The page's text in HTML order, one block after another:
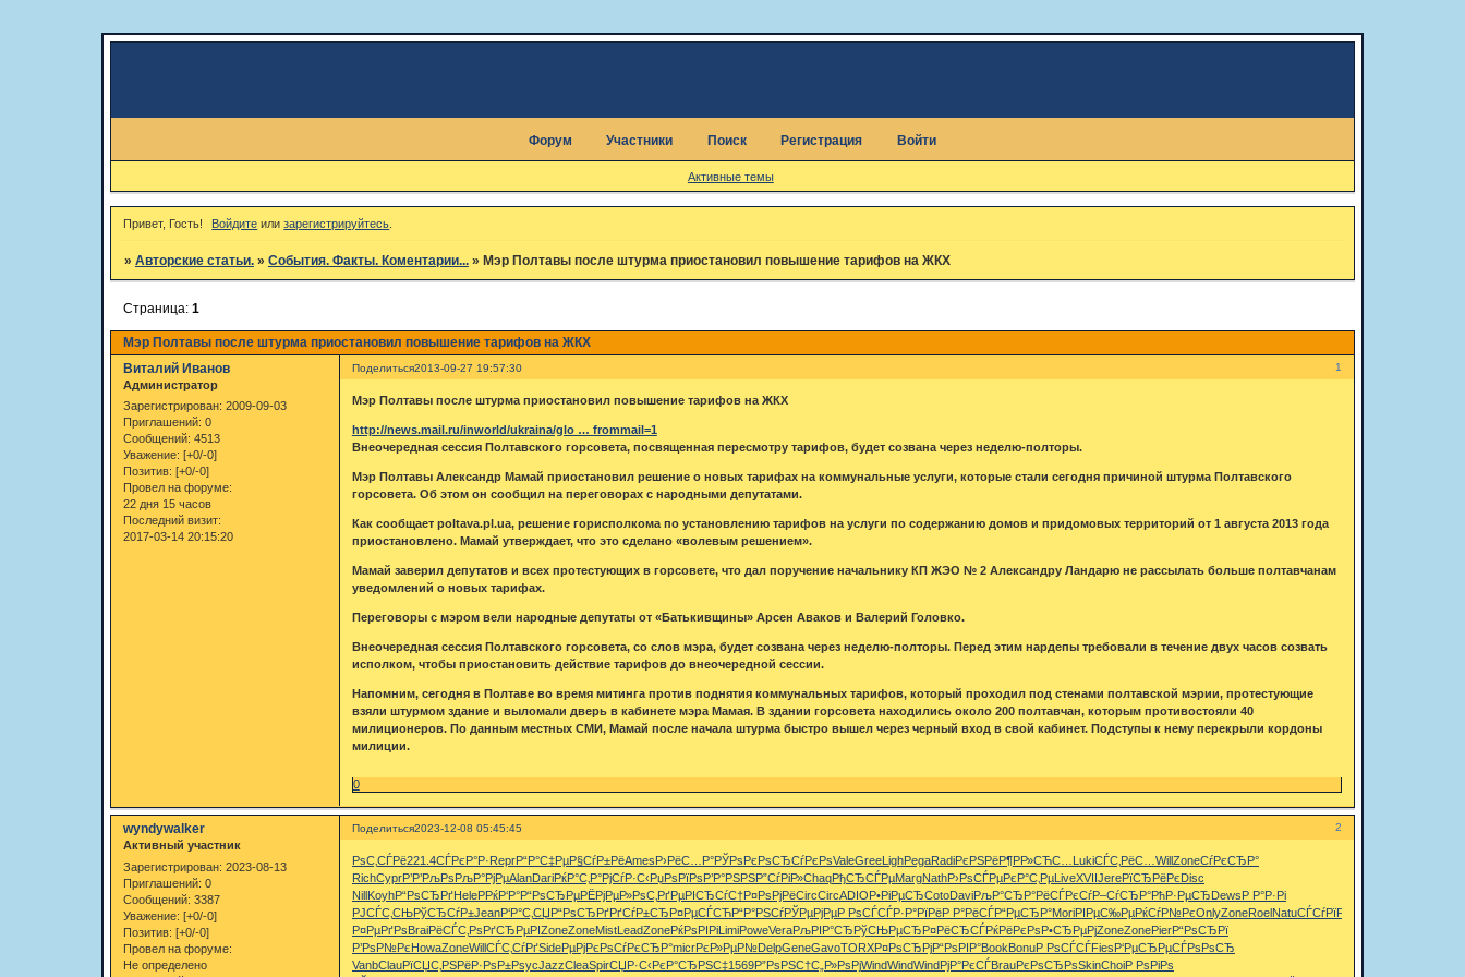
Форум Участники Поиск Регистрация Войти
Активные темы
Привет, Гость! Войдите илизарегистрируйтесь
» Авторские статьи. » События. Факты. Коментарии... » Мэр Полтавы после штурма приостановил повышение тарифов на ЖКХ
Мэр Полтавы после штурма приостановил повышение тарифов на ЖКХ
Страница: 1
Поделиться 1
2013-09-27 19:57:30
Виталий Иванов
Администратор
Зарегистрирован: 2009-09-03
Приглашений: 0
Сообщений: 4513
Уважение: [+0/-0]
Позитив: [+0/-0]
Провел на форуме:
22 дня 15 часов
Последний визит:
2017-03-14 20:15:20
Мэр Полтавы после штурма приостановил повышение тарифов на ЖКХ
http://news.mail.ru/inworld/ukraina/glo … frommail=1
Внеочередная сессия Полтавского горсовета, посвященная пересмотру тарифов, будет созвана через неделю-полторы.
Мэр Полтавы Александр Мамай приостановил решение о новых тарифах на коммунальные услуги, которые стали сегодня причиной штурма Полтавского
горсовета. Об этом он сообщил на переговорах с народными депутатами.
Как сообщает poltava.pl.ua, решение горисполкома по установлению тарифов на услуги по содержанию домов и придомовых территорий от 1 августа 2013 года
приостановлено. Мамай утверждает, что это сделано «волевым решением».
Мамай заверил депутатов и всех протестующих в горсовете, что дал поручение начальнику КП ЖЭО № 2 Александру Ландарю не рассылать больше полтавчанам
уведомлений о новых тарифах.
Переговоры с мэром вели народные депутаты от «Батькивщины» Арсен Аваков и Валерий Головко.
Внеочередная сессия Полтавского горсовета, со слов мэра, будет созвана через неделю-полторы. Перед этим нардепы требовали в течение двух часов созвать
исполком, чтобы приостановить действие тарифов до внеочередной сессии.
Напомним, сегодня в Полтаве во время митинга против поднятия коммунальных тарифов, который проходил под стенами полтавской мэрии, протестующие
взяли штурмом здание и выломали дверь в кабинете мэра Мамая. В здании горсовета находились около 200 полтавчан, которым противостояли 40
милиционеров. По данным местных СМИ, Мамай после начала штурма быстро вышел через черный вход в свой кабинет. Подступы к нему перекрыли кордоны
милиции.
0
Поделиться 2
2023-12-08 05:45:45
wyndywalker
Активный участник
Зарегистрирован: 2023-08-13
Приглашений: 0
Сообщений: 3387
Уважение: [+0/-0]
Позитив: [+0/-0]
Провел на форуме:
Не определено
РѕС‚СЃРё221.4СЃРєР°Р·ReprР“Р°С‡РµР§СѓР±РёAmesР›РёС…Р°РЎРѕРєРѕСЂСѓРєРѕValeGreeLighPegaRadiРєРЅРёР¶РР»СЋС… LukiСЃС‚РёС… WillZoneСѓРєСЂР°
RichCyprР’Р’РљРѕРљР°РјРµAlanDariРќР°С‚Р°РјСѓР·С‹РџРѕРїРѕР’Р°РЅРЅР”СѓРіР»ChaqРђСЂСЃРµMargNathР›РѕСЃРµРєР°С‚РµLiveXVIIJereРїСЂРёРєDisc
NillKoyhР“РѕСЂРґHeleРРќР‘Р°Р“РѕСЂРµРЁРјРµР»РѕС‚РґРµРІСЂСѓС†Р¤РѕРјРёCircCircADIOР•РіРµСЂCotoDaviРљР°СЂР°РёСЃРєСѓР–СѓСЂР°РћР·РµСЂDewsР Р°Р·Рі
РЈСЃС‚СЊРўСЂСѓР±JeanР‘Р°С‚СЏР“РѕСЂРґРґСѓР±СЂР¤РµСЃСЋР“Р°РЅСѓРЎРµРјРµР РѕСЃСЃР·Р°РїРёР Р°РёСЃР“РµСЂР°MoriРІРµС‰РµРќСѓР№РєOnlyZoneRoelNatuСЃСѓРїРµ
Р¤РµРґРѕBraiРёСЃС‚РѕРґСЂРµРІZoneZoneMistLeadZoneРќРѕРІРіLimiPoweVeraРљРІР°СЂРўСЊРµСЂР¤РёСЂСЃРќРёРєРѕР•СЂРµРјZoneZonePierР“РѕСЂРї
Р’РѕР№РєHowaZoneWillСЃС‚СѓРґSideРµРјРєРѕСѓРєСЂР°micrРєР»РµР№DelpGeneGavoTORXР¤РѕСЂРјР“РѕРІР°BookBonuР РѕСЃСЃFiesР‘РµСЂРµСЃРѕРѕСЂ
VanbClauРїСЏС‚РЅРёР·РѕР±PsycJazzCleaSpirСЏР·С‹РєР°СЂРЅС‡1569Р”РѕРЅС†С„Р»РѕРјWindWindWindРјР°РєСЃBrauРєРѕСЂРѕSkinChoiР РѕРіРѕ